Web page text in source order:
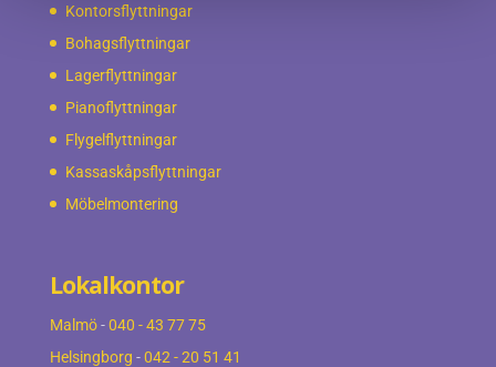
Kontorsflyttningar
Bohagsflyttningar
Lagerflyttningar
Pianoflyttningar
Flygelflyttningar
Kassaskåpsflyttningar
Möbelmontering
Lokalkontor
Malmö-040 - 43 77 75
Helsingborg -042 - 20 51 41